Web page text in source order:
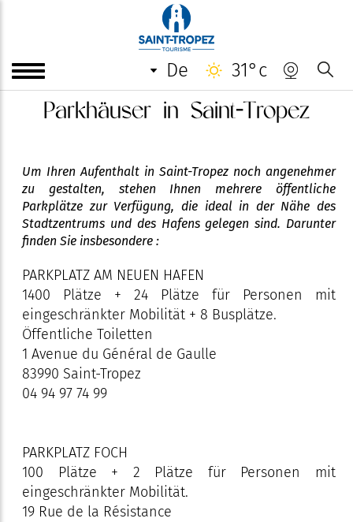
de 31°c
Parkhäuser in Saint-Tropez
Um Ihren Aufenthalt in Saint-Tropez noch angenehmer
zu gestalten, stehen Ihnen mehrere öffentliche
Parkplätze zur Verfügung, die ideal in der Nähe des
Stadtzentrums und des Hafens gelegen sind. Darunter
finden Sie insbesondere :
PARKPLATZ AM NEUEN HAFEN
1400 Plätze + 24 Plätze für Personen mit
eingeschränkter Mobilität + 8 Busplätze.
Öffentliche Toiletten
1 Avenue du Général de Gaulle
83990 Saint-Tropez
04 94 97 74 99
PARKPLATZ FOCH
100 Plätze + 2 Plätze für Personen mit
eingeschränkter Mobilität.
19 Rue de la Résistance